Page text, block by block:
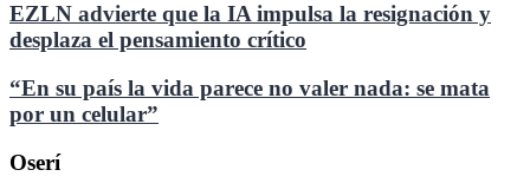
EZLN advierte que la IA impulsa la resignación y
desplaza el pensamiento crítico
“En su país la vida parece no valer nada: se mata
por un celular”
Oserí